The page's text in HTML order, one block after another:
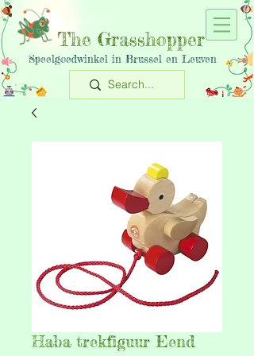
The Grasshopper
Speelgoedwinkel in Brussel en Leuven
Haba trekfiguur Eend